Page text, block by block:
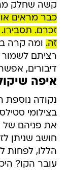
קשה שחלק
כבר מראים
זכרם.
זה. ומה קרה
רציתם לשמור
דיבורים,
איפה
נקודה נוספת
בצילומי
את פניהם של
חושב שניתן
הללו, לפחות
עובר הקו?